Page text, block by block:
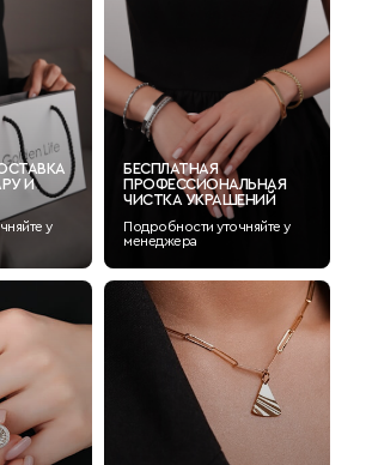
И
у
БЕСПЛАТНАЯ
ПРОФЕССИОНАЛЬНАЯ
ЧИСТКА УКРАШЕНИЙ
Подробности уточняйте у
менеджера